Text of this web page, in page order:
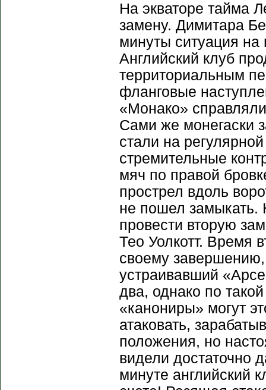
На экваторе тайма
замену. Димитара
минуты ситуация
Английский клуб
территориальным
фланговые
«Монако»
Сами же монегаски
стали на
стремительные
мяч по правой
прострел вдоль
не пошел замыкать.
провести вторую
Тео Уолкотт. Время
своему
устраивавший
два, однако по
«канониры» могут
атаковать,
положения, но
видели достаточно
минуте английский